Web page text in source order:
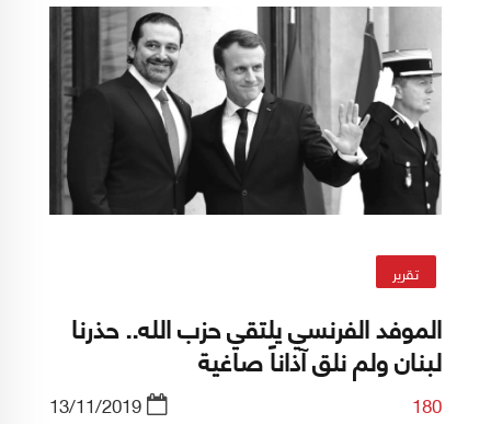
تقرير
الموفد الفرنسي يلتقي حزب الله.. حذرنا
لبنان ولم نلق آذاناً صاغية
180
13/11/2019